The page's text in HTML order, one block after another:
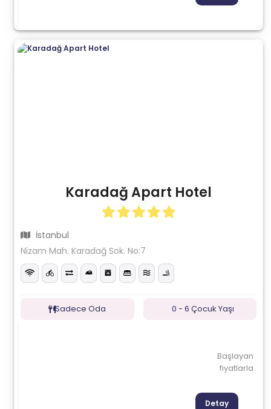
Karadağ Apart Hotel
İstanbul
Nizam Mah. Karadağ Sok. No:7
Sadece Oda 0 - 6 Çocuk Yaşı
Başlayan
fiyatlarla
Detay